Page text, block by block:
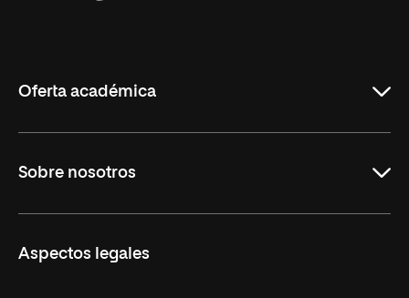
Oferta académica
Másteres Oficiales
Doctorados
Sobre nosotros
Facultades
Aspectos legales